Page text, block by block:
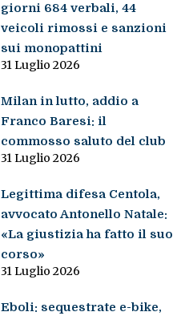
giorni 684 verbali, 44
veicoli rimossi e sanzioni
sui monopattini
31 Luglio 2026
Milan in lutto, addio a
Franco Baresi: il
commosso saluto del club
31 Luglio 2026
Legittima difesa Centola,
avvocato Antonello Natale:
«La giustizia ha fatto il suo
corso»
31 Luglio 2026
Eboli: sequestrate e-bike,